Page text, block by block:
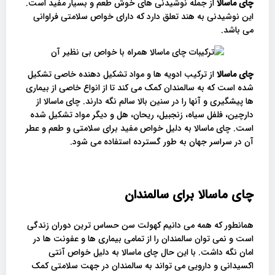
چای ماسالااز جمله نوشیدنی های خوش طعم و بسیار مفید است.
این نوشیدنی به هند تعلق دارد که دارای خواص سلامتی فراوانی
می باشد.
چای ماسالااز ترکیب ادویه ها و مواد تشکیل دهنده خاصی تشکیل
شده است که به سالمندان کمک می کند تا از انواع خاصی از بیماری
ها پیشگیری و آنها را در سنین بالا سالم نگه دارند. چای ماسالا از
دارچین، فلفل سیاه، زنجبیل، ریحان، هل و دیگر مواد تشکیل شده
است. چای ماسالا به دلیل خواص مفید برای سلامتی و طعم و عطر
آن در سراسر جهان به طور گسترده استفاده می شود.
چای ماسالا برای سالمندان
همانطور که همه می دانیم کهولت سن حساس ترین دوران زندگی
است و نمی توان سالمندان را از تمامی بیماری ها و عفونت ها در
امان نگه داشت. با این حال چای ماسالا به دلیل خواص آنتی
اکسیدانی و دارویی می تواند به سالمندان در جهت سلامتی کمک